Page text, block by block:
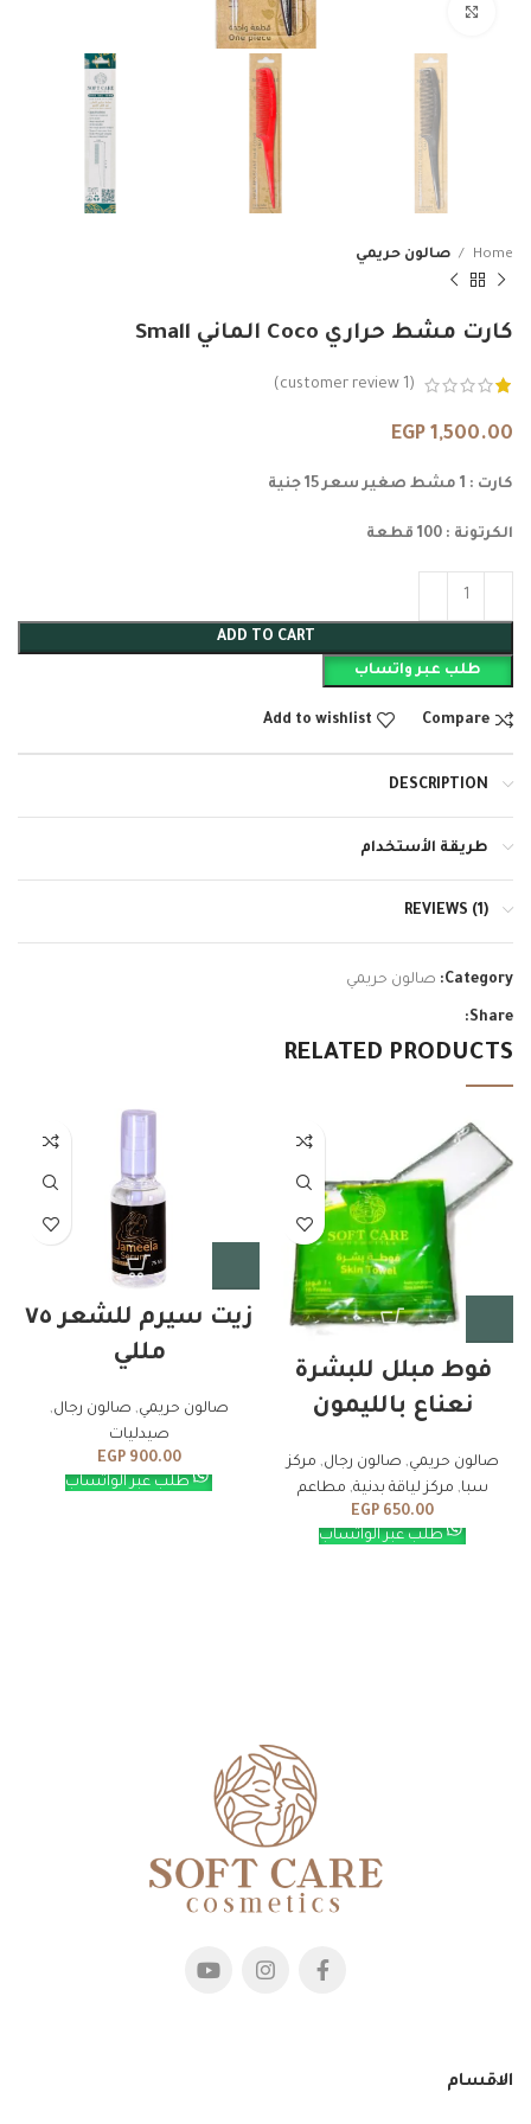
Home صالون حريمي
كارت مشط حراري Coco الماني Small
(
1
EGP 1,500.00
كارت : 1 مشط صغير سعر 15 جنية
الكرتونة : 100 قطعة
ADD TO CART
طلب عبر واتساب
Compare
Add to wishlist
DESCRIPTION
REVIEWS (1)
طريقة الأستخدام
Category: صالون حريمي
Share:
RELATED PRODUCTS
فوط مبلل للبشرة
نعناع بالليمون
صالون حريمي, صالون رجال, مركز
سبا, مركز لياقة بدنية, مطاعم
EGP 650.00
طلب عبر الواتساب
زيت سيرم للشعر ٧٥
مللي
صالون حريمي, صالون رجال,
صيدليات
EGP900.00
طلب عبر الواتساب
الاقسام